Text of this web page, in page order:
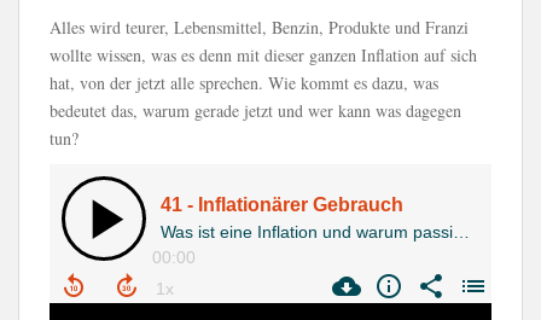
Alles wird teurer, Lebensmittel, Benzin, Produkte und Franzi
wollte wissen, was es denn mit dieser ganzen Inflation auf sich
hat, von der jetzt alle sprechen. Wie kommt es dazu, was
bedeutet das, warum gerade jetzt und wer kann was dagegen
tun?